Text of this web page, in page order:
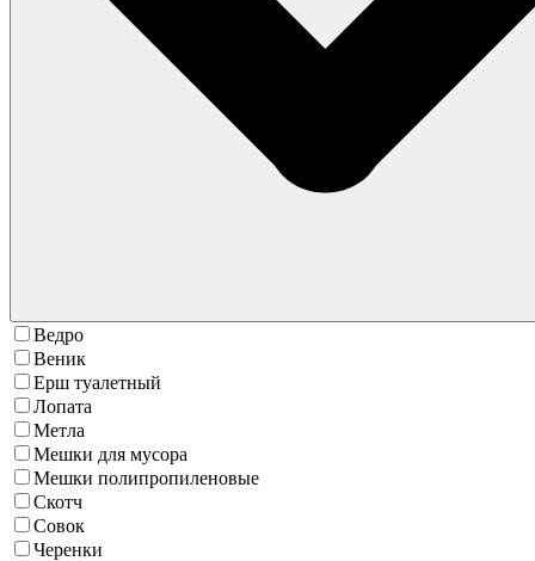
Ведро
Веник
Ерш туалетный
Лопата
Метла
Мешки для мусора
Мешки полипропиленовые
Скотч
Совок
Черенки